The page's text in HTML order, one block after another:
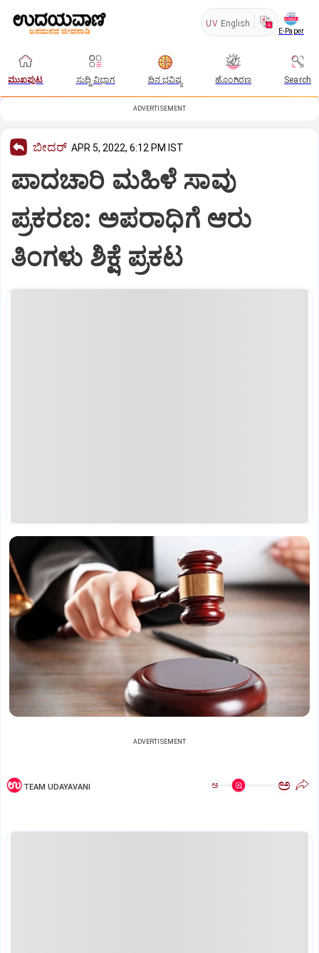
UV English
E-Paper
ಮುಖಪುಟ ಸುದ್ದಿ ವಿಭಾಗ ದಿನ ಭವಿಷ್ಯ ಹೊಂಗಿರಣ Search
ADVERTISEMENT
ಬೀದರ್ APR 5, 2022, 6:12 PM IST
ಪಾದಚಾರಿ ಮಹಿಳೆ ಸಾವು
ಪ್ರಕರಣ: ಅಪರಾಧಿಗೆ ಆರು
ತಿಂಗಳು ಶಿಕ್ಷೆ ಪ್ರಕಟ
ADVERTISEMENT
TEAM UDAYAVANI ಅ ಅ